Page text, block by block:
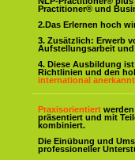
Practitioner® und
2.Das Erlernen hoch
3. Zusätzlich: Erwerb
Aufstellungsarbeit
4. Diese Ausbildung
Richtlinien und den
international
Praxisorientiert
präsentiert und mit
kombiniert.
Die Einübung und
professioneller